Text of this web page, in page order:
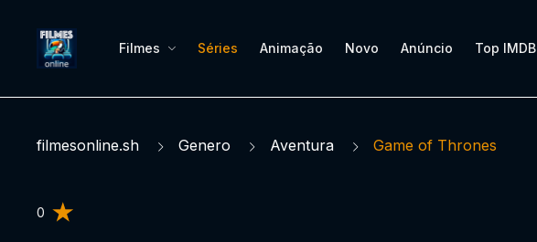
Filmes Séries Animação Novo Anúncio Top IMDB
filmesonline.sh Genero Aventura Game of Thrones
0